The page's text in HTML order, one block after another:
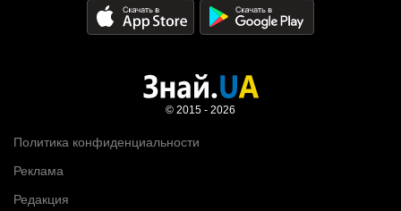
Политика конфиденциальности
Реклама
Редакция
© 2015 - 2026